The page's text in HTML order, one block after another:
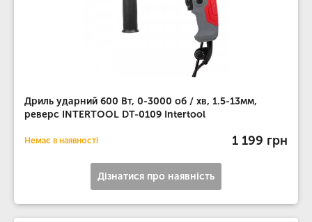
Дриль ударний 600 Вт, 0-3000 об / хв, 1.5-13мм,
реверс INTERTOOL DT-0109 Intertool
Немає в наявності 1 199 грн
Дізнатися про наявність